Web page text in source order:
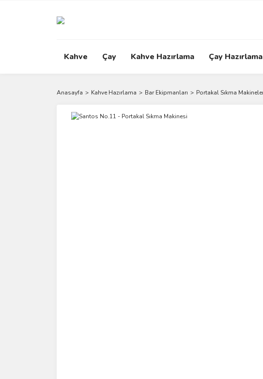
Kahve Çay Kahve Hazırlama Çay Hazırlama
Anasayfa Kahve Hazırlama Bar Ekipmanları Portakal Sıkma